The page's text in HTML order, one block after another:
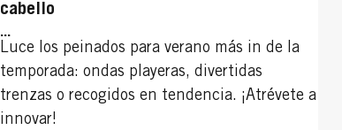
cabello
...
Luce los peinados para verano más in de la
temporada: ondas playeras, divertidas
trenzas o recogidos en tendencia. ¡Atrévete a
innovar!